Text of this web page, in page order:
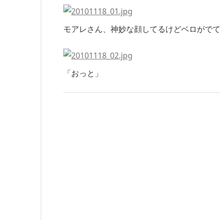
モアレさん、神妙な顔してるけどベロがでて
「おっと」